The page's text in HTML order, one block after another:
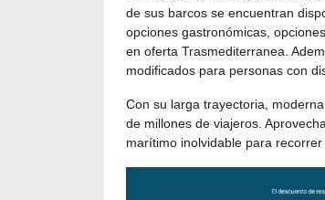
de sus barcos se encuentran
opciones gastronómicas,
en oferta Trasmediterranea.
modificados para personas con
Con su larga trayectoria,
de millones de viajeros.
marítimo inolvidable para